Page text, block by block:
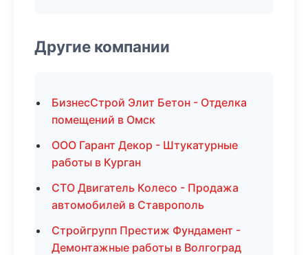
Другие компании
БизнесСтрой Элит Бетон - Отделка
помещений в Омск
ООО Гарант Декор - Штукатурные
работы в Курган
СТО Двигатель Колесо - Продажа
автомобилей в Ставрополь
Стройгрупп Престиж Фундамент -
Демонтажные работы в Волгоград